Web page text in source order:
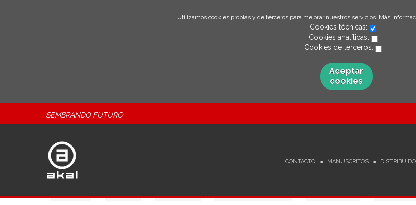
Utilizamos cookies propias y de terceros para mejorar nuestros servicios. Más
Cookies técnicas:
Cookies analíticas:
Cookies de terceros:
Aceptar
cookies
SEMBRANDO FUTURO
CONTACTO MANUSCRITOS